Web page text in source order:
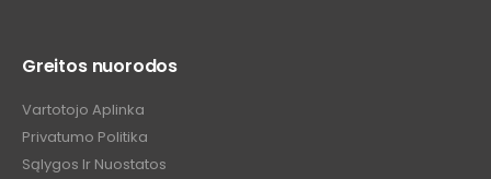
Greitos nuorodos
Vartotojo Aplinka
Privatumo Politika
Sąlygos Ir Nuostatos